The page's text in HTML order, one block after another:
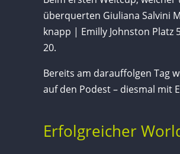
überquerten Giuliana Salvini
knapp | Emilly Johnston Platz
20.
Bereits am darauffolgen Tag
auf den Podest – diesmal mit
Erfolgreicher